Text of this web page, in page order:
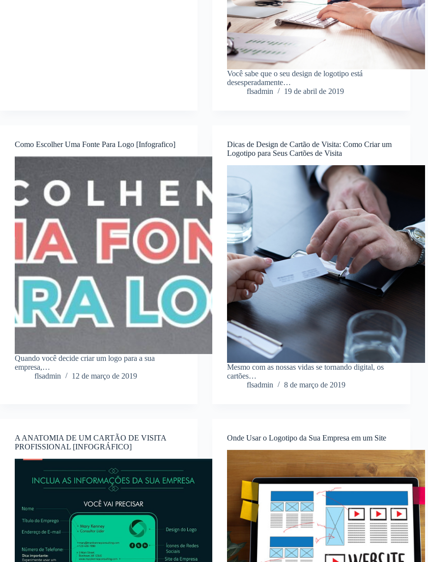
Você sabe que o seu design de logotipo está
desesperadamente…
flsadmin
19 de abril de 2019
Como Escolher Uma Fonte Para Logo [Infografico]
Quando você decide criar um logo para a sua
empresa,…
flsadmin
12 de março de 2019
Dicas de Design de Cartão de Visita: Como Criar um
Logotipo para Seus Cartões de Visita
Mesmo com as nossas vidas se tornando digital, os
cartões…
flsadmin
8 de março de 2019
A ANATOMIA DE UM CARTÃO DE VISITA
PROFISSIONAL [INFOGRÁFICO]
Onde Usar o Logotipo da Sua Empresa em um Site